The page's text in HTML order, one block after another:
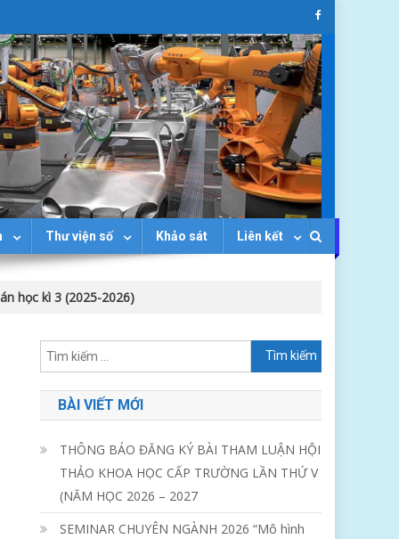
Thư viện số Khảo sát Liên kết
học kì 3 (2025-2026)
Tìm
kiếm
cho:
BÀI VIẾT MỚI
THÔNG BÁO ĐĂNG KÝ BÀI THAM LUẬN HỘI
THẢO KHOA HỌC CẤP TRƯỜNG LẦN THỨ V
(NĂM HỌC 2026 – 2027
SEMINAR CHUYÊN NGÀNH 2026 “Mô hình